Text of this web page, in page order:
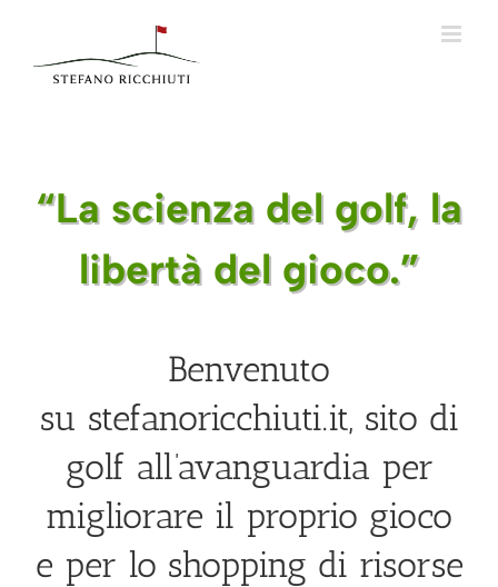
“La scienza del golf, la
libertà del gioco.”
Benvenuto
su stefanoricchiuti.it, sito di
golf all’avanguardia per
migliorare il proprio gioco
e per lo shopping di risorse